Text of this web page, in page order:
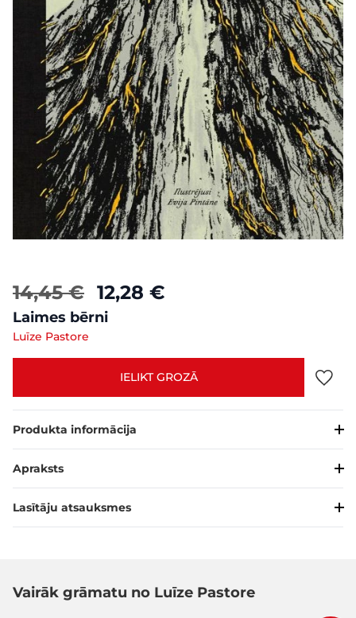
14,45 € 12,28 €
Laimes bērni
Luīze Pastore
IELIKT GROZĀ
Produkta informācija
Apraksts
Lasītāju atsauksmes
Vairāk grāmatu no Luīze Pastore